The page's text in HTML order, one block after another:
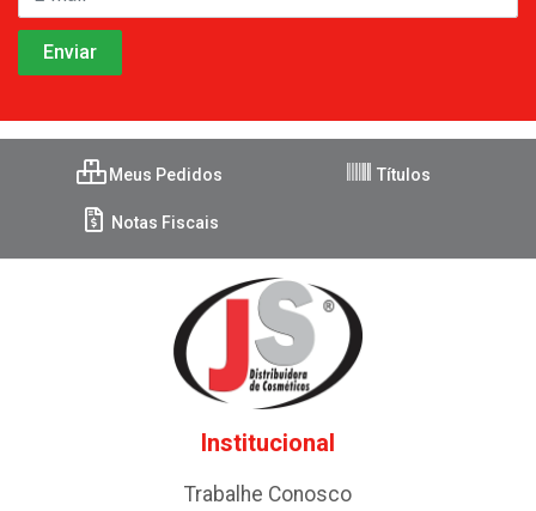
Meus Pedidos Títulos
Notas Fiscais
Institucional
Trabalhe Conosco